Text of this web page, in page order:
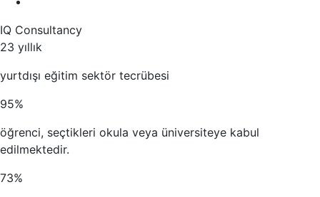
IQ Consultancy
23 yıllık
yurtdışı eğitim sektör tecrübesi
95%
öğrenci, seçtikleri okula veya üniversiteye kabul
edilmektedir.
73%